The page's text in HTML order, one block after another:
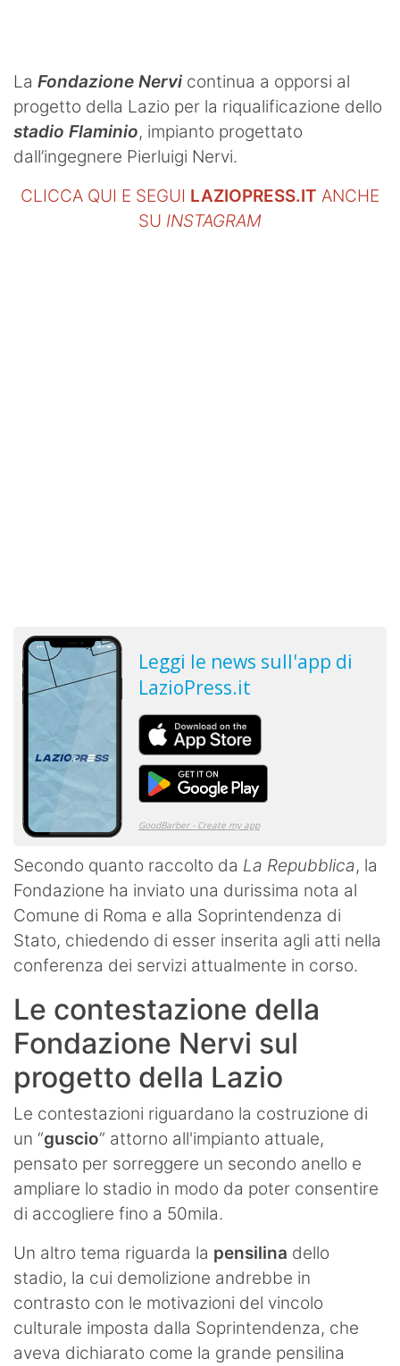
La Fondazione Nervi continua a opporsi al
progetto della Lazio per la riqualificazione dello
stadio Flaminio, impianto progettato
dall’ingegnere Pierluigi Nervi.
CLICCA QUI E SEGUI LAZIOPRESS.IT ANCHE
SU INSTAGRAM
Secondo quanto raccolto da La Repubblica, la
Fondazione ha inviato una durissima nota al
Comune di Roma e alla Soprintendenza di
Stato, chiedendo di esser inserita agli atti nella
conferenza dei servizi attualmente in corso.
Le contestazione della
Fondazione Nervi sul
progetto della Lazio
Le contestazioni riguardano la costruzione di
un “guscio” attorno all'impianto attuale,
pensato per sorreggere un secondo anello e
ampliare lo stadio in modo da poter consentire
di accogliere fino a 50mila.
Un altro tema riguarda la pensilina dello
stadio, la cui demolizione andrebbe in
contrasto con le motivazioni del vincolo
culturale imposta dalla Soprintendenza, che
aveva dichiarato come la grande pensilina